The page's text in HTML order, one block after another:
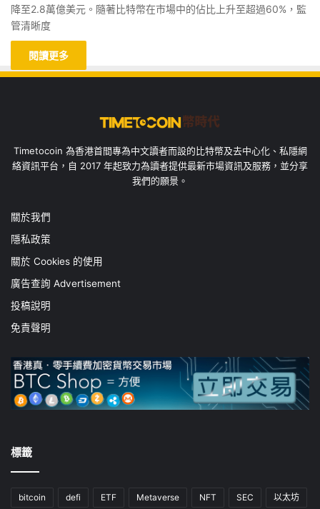
降至2.8萬億美元。隨著比特幣在市場中的佔比上升至超過60%，監
管清晰度
閱讀更多
Timetocoin 為香港首間專為中文讀者而設的比特幣及去中心化、私隱網
絡資訊平台，自 2017 年起致力為讀者提供最新市場資訊及服務，並分享
我們的願景。
關於我們
隱私政策
關於 Cookies 的使用
廣告查詢 Advertisement
投稿說明
免責聲明
標籤
bitcoin defi ETF Metaverse NFT SEC 以太坊